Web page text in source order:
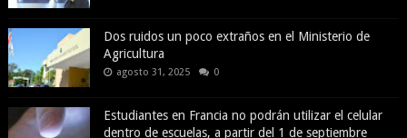
Dos ruidos un poco extraños en el Ministerio de
Agricultura
agosto 31, 2025 0
Estudiantes en Francia no podrán utilizar el celular
dentro de escuelas, a partir del 1 de septiembre